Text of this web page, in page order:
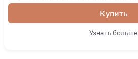
Купить
Узнать больше